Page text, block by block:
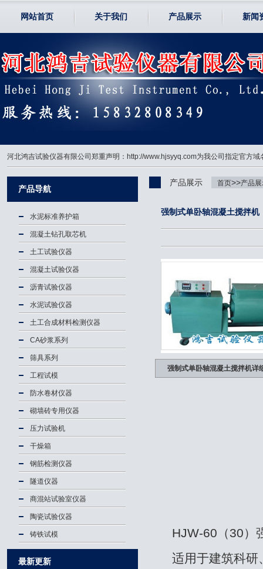
网站首页 关于我们 产品展示 新闻
河北鸿吉试验仪器有限公司郑重声明：http://www.hjsyyq.com为我公司指定官方
产品导航
水泥标准养护箱
混凝土钻孔取芯机
土工试验仪器
混凝土试验仪器
沥青试验仪器
水泥试验仪器
土工合成材料检测仪器
CA砂浆系列
筛具系列
工程试模
防水卷材仪器
砌墙砖专用仪器
压力试验机
干燥箱
钢筋检测仪器
隧道仪器
商混站试验室仪器
陶瓷试验仪器
铸铁试模
最新更新
产品展示 首页>>产品展
强制式单卧轴混凝土搅拌机
强制式单卧轴混凝土搅拌机详
HJW-60（30）
适用于建筑科研